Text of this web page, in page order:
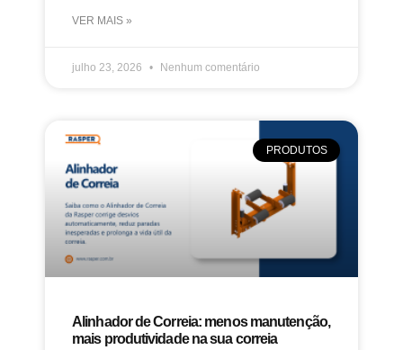
VER MAIS »
julho 23, 2026 Nenhum comentário
PRODUTOS
Alinhador de Correia: menos manutenção,
mais produtividade na sua correia